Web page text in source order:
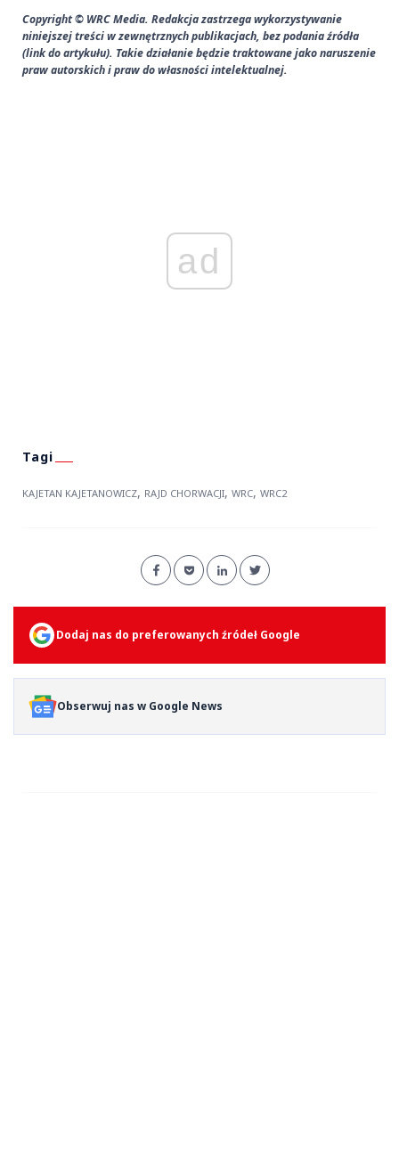
Copyright © WRC Media. Redakcja zastrzega wykorzystywanie
niniejszej treści w zewnętrznych publikacjach, bez podania źródła
(link do artykułu). Takie działanie będzie traktowane jako naruszenie
praw autorskich i praw do własności intelektualnej.
ad
KAJETAN KAJETANOWICZ, RAJD CHORWACJI, WRC, WRC2
Dodaj nas do preferowanych źródeł Google
Obserwuj nas w Google News